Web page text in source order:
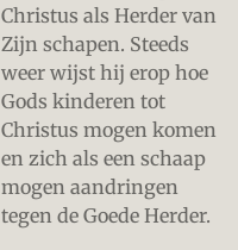
Christus als Herder van
Zijn schapen. Steeds
weer wijst hij erop hoe
Gods kinderen tot
Christus mogen komen
en zich als een schaap
mogen aandringen
tegen de Goede Herder.